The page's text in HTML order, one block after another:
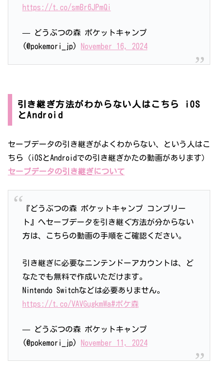
https://t.co/smBr6JPmQi
— どうぶつの森 ポケットキャンプ
(@pokemori_jp)
November 16, 2024
引き継ぎ方法がわからない人はこちら iOS
とAndroid
セーブデータの引き継ぎがよくわからない、という人はこ
ちら（iOSとAndroidでの引き継ぎかたの動画があります）
セーブデータの引き継ぎについて
『どうぶつの森 ポケットキャンプ コンプリー
ト』へセーブデータを引き継ぐ方法が分からない
方は、こちらの動画の手順をご確認ください。
引き継ぎに必要なニンテンドーアカウントは、ど
なたでも無料で作成いただけます。
Nintendo Switchなどは必要ありません。
https://t.co/VAVGugkmWa#ポケ森
— どうぶつの森 ポケットキャンプ
(@pokemori_jp)
November 11, 2024